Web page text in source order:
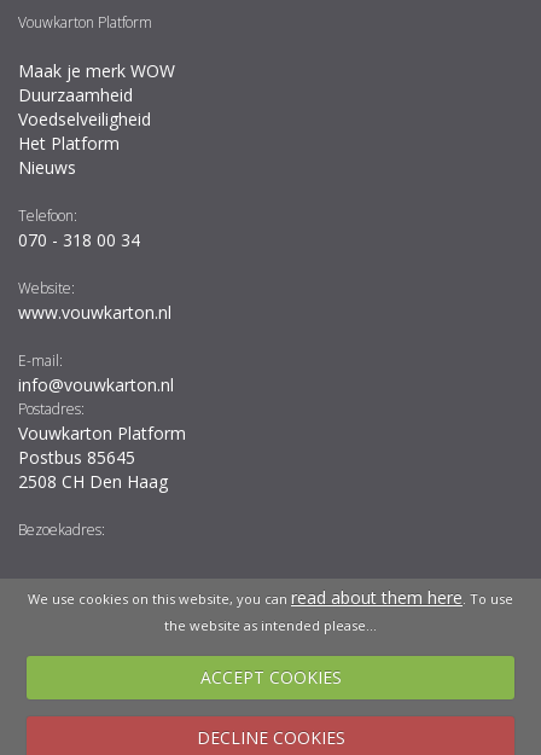
Vouwkarton Platform
Maak je merk WOW
Duurzaamheid
Voedselveiligheid
Het Platform
Nieuws
Telefoon:
070 - 318 00 34
Website:
www.vouwkarton.nl
E-mail:
info@vouwkarton.nl
Postadres:
Vouwkarton Platform
Postbus 85645
2508 CH Den Haag
Bezoekadres:
We use cookies on this website, you can read about them here. To use
the website as intended please...
ACCEPT COOKIES
DECLINE COOKIES